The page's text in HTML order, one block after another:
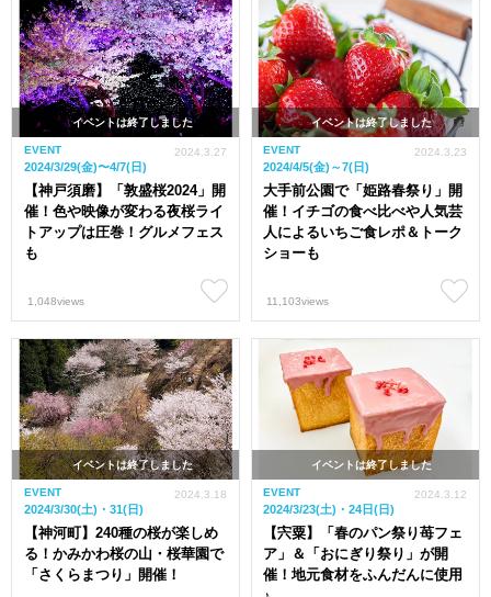
イベントは終了しました
EVENT
2024/3/29(金)〜4/7(日)
【神戸須磨】「敦盛桜2024」開
催！色や映像が変わる夜桜ライ
トアップは圧巻！グルメフェス
も
2024.3.27
1,048views
イベントは終了しました
EVENT
2024/4/5(金)～7(日)
大手前公園で「姫路春祭り」開
催！イチゴの食べ比べや人気芸
人によるいちご食レポ＆トーク
ショーも
2024.3.23
11,103views
イベントは終了しました
EVENT
2024/3/30(土)・31(日)
【神河町】240種の桜が楽しめ
る！かみかわ桜の山・桜華園で
「さくらまつり」開催！
2024.3.18
イベントは終了しました
EVENT
2024/3/23(土)・24日(日)
【宍粟】「春のパン祭り苺フェ
ア」＆「おにぎり祭り」が開
催！地元食材をふんだんに使用
2024.3.12